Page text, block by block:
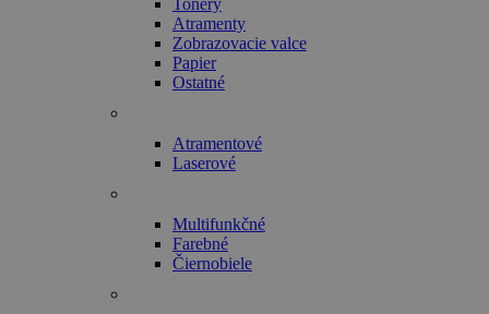
Tonery
Atramenty
Zobrazovacie valce
Papier
Ostatné
Atramentové
Laserové
Multifunkčné
Farebné
Čiernobiele